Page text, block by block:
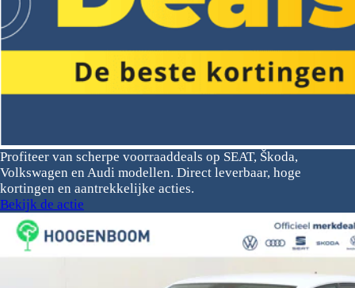
Profiteer van scherpe voorraaddeals op SEAT, Škoda,
Volkswagen en Audi modellen. Direct leverbaar, hoge
kortingen en aantrekkelijke acties.
Bekijk de actie